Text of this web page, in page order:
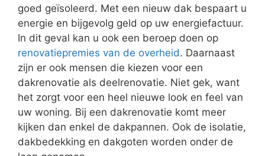
goed geïsoleerd. Met een nieuw dak bespaart u
energie en bijgevolg geld op uw energiefactuur.
In dit geval kan u ook een beroep doen op
renovatiepremies van de overheid. Daarnaast
zijn er ook mensen die kiezen voor een
dakrenovatie als deelrenovatie. Niet gek, want
het zorgt voor een heel nieuwe look en feel van
uw woning. Bij een dakrenovatie komt meer
kijken dan enkel de dakpannen. Ook de isolatie,
dakbedekking en dakgoten worden onder de